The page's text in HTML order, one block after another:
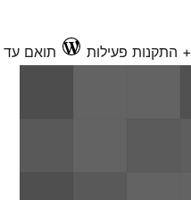
תואם עד 4.9.29